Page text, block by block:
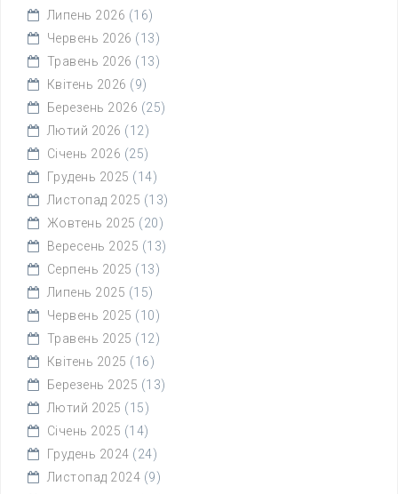
Липень 2026 (16)
Червень 2026 (13)
Травень 2026 (13)
Квітень 2026 (9)
Березень 2026 (25)
Лютий 2026 (12)
Січень 2026 (25)
Грудень 2025 (14)
Листопад 2025 (13)
Жовтень 2025 (20)
Вересень 2025 (13)
Серпень 2025 (13)
Липень 2025 (15)
Червень 2025 (10)
Травень 2025 (12)
Квітень 2025 (16)
Березень 2025 (13)
Лютий 2025 (15)
Січень 2025 (14)
Грудень 2024 (24)
Листопад 2024 (9)